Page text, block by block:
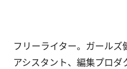
フリーライター。ガール
アシスタント、編集プロダ